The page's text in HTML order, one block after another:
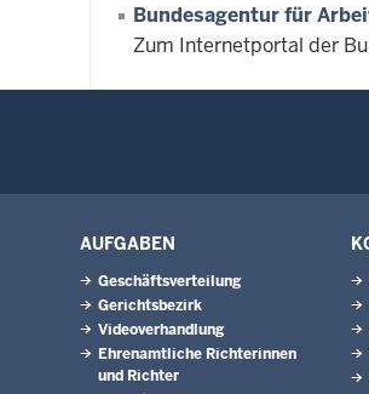
Bundesagentur für
Zum Internetportal der
AUFGABEN
Geschäftsverteilung
Gerichtsbezirk
Videoverhandlung
Ehrenamtliche Richterinnen
und Richter